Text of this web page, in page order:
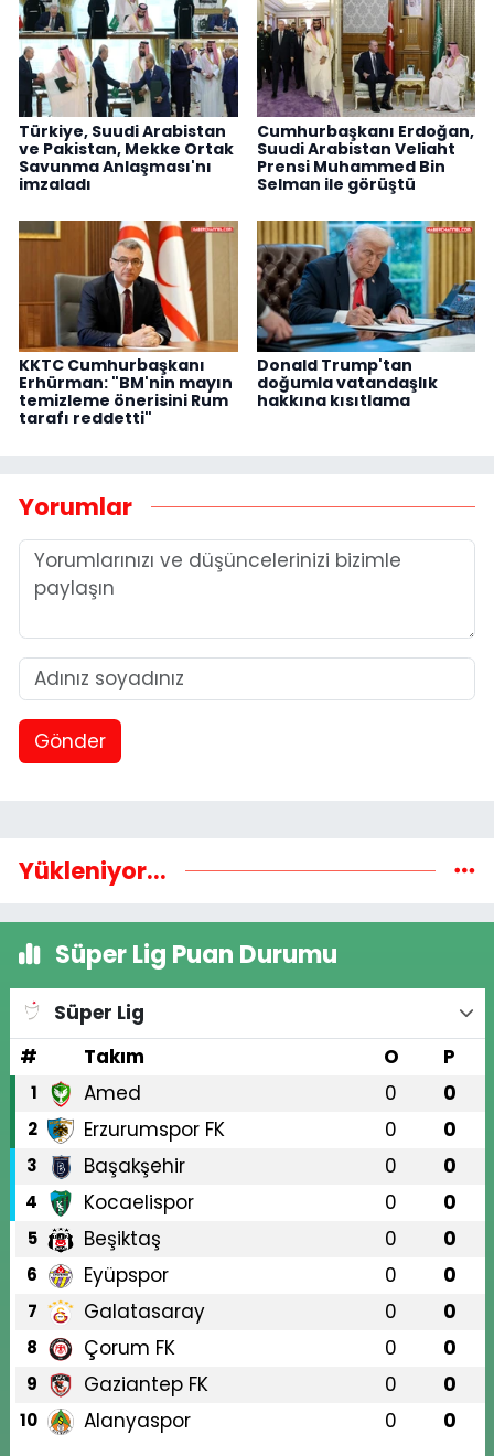
Türkiye, Suudi Arabistan
ve Pakistan, Mekke Ortak
Savunma Anlaşması'nı
imzaladı
Cumhurbaşkanı Erdoğan,
Suudi Arabistan Veliaht
Prensi Muhammed Bin
Selman ile görüştü
KKTC Cumhurbaşkanı
Erhürman: "BM'nin mayın
temizleme önerisini Rum
tarafı reddetti"
Donald Trump'tan
doğumla vatandaşlık
hakkına kısıtlama
Yorumlar
Gönder
Yükleniyor...
Süper Lig Puan Durumu
Süper Lig
#
Takım O P
1 Amed 0 0
2 Erzurumspor FK 0 0
3 Başakşehir 0 0
4 Kocaelispor 0 0
5 Beşiktaş 0 0
6 Eyüpspor 0 0
7 Galatasaray 0 0
8 Çorum FK 0 0
9 Gaziantep FK 0 0
10 Alanyaspor 0 0